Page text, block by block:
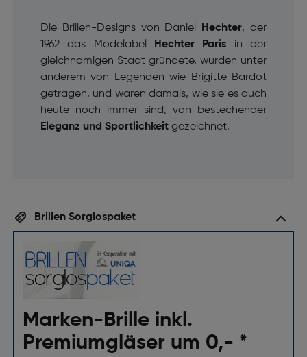
Die Brillen-Designs von Daniel Hechter, der
1962 das Modelabel
Hechter Paris in der
gleichnamigen Stadt gründete, wurden unter
anderem von Legenden wie Brigitte Bardot
getragen, und waren damals, wie sie es auch
heute noch immer sind, von bestechender
Eleganz und Sportlichkeitgezeichnet.
Brillen Sorglospaket
Marken-Brille inkl.
Premiumgläser um 0,- *